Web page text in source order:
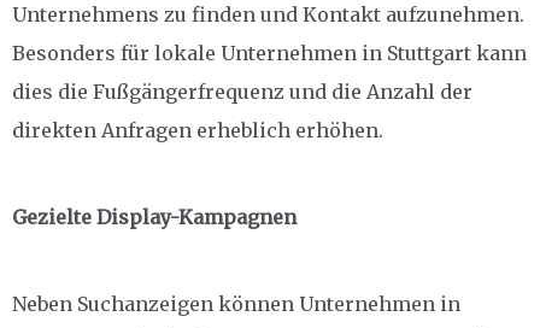
Unternehmens zu finden und Kontakt aufzunehmen.
Besonders für lokale Unternehmen in Stuttgart kann
dies die Fußgängerfrequenz und die Anzahl der
direkten Anfragen erheblich erhöhen.
Gezielte Display-Kampagnen
Neben Suchanzeigen können Unternehmen in